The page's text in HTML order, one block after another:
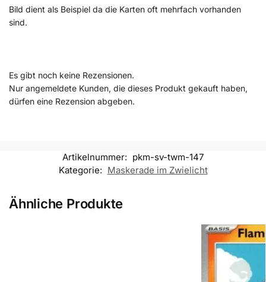
Bild dient als Beispiel da die Karten oft mehrfach vorhanden
sind.
Es gibt noch keine Rezensionen.
Nur angemeldete Kunden, die dieses Produkt gekauft haben,
dürfen eine Rezension abgeben.
Artikelnummer: pkm-sv-twm-147
Kategorie: Maskerade im Zwielicht
Ähnliche Produkte